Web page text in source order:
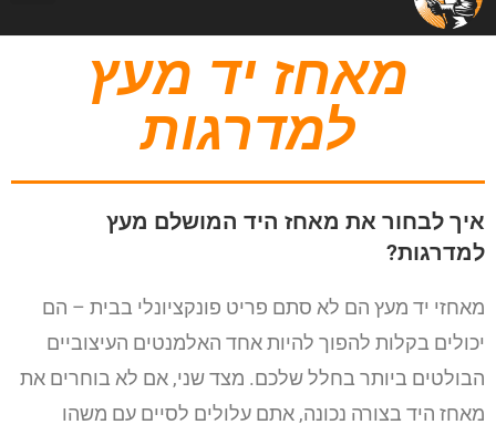
מאחז יד מעץ
למדרגות
איך לבחור את מאחז היד המושלם מעץ
למדרגות?
מאחזי יד מעץ הם לא סתם פריט פונקציונלי בבית – הם
יכולים בקלות להפוך להיות אחד האלמנטים העיצוביים
הבולטים ביותר בחלל שלכם. מצד שני, אם לא בוחרים את
מאחז היד בצורה נכונה, אתם עלולים לסיים עם משהו